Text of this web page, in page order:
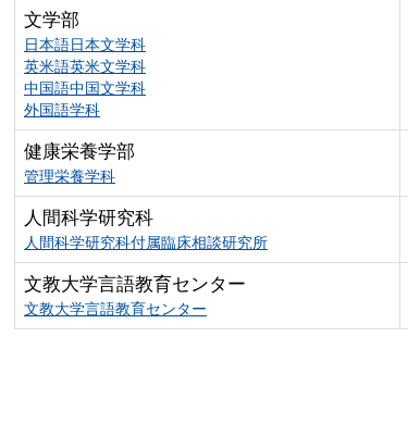
文学部
日本語日本文学科
英米語英米文学科
中国語中国文学科
外国語学科
健康栄養学部
管理栄養学科
人間科学研究科
人間科学研究科付属臨床相談研究所
文教大学言語教育センター
文教大学言語教育センター